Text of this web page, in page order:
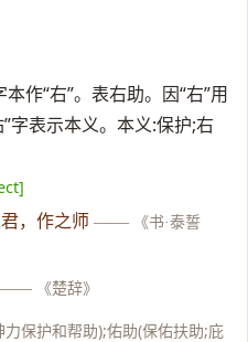
作“右”。表右助。因“右”用
字表示本义。本义:保护;右
，作之师 ——
《书·泰誓
《楚辞》
保护和帮助);佑助(保佑扶助;庇